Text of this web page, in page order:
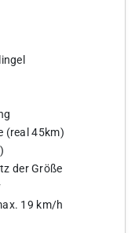
(real 45km)
der Größe
19 km/h